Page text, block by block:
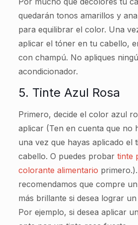
quedarán tonos amarillos y
para equilibrar el color. Una
aplicar el tóner en tu cabello,
con champú. No apliques
acondicionador.
5. Tinte Azul Rosa
Primero, decide el color azul
aplicar (Ten en cuenta que no
una vez que hayas aplicado el
cabello. O puedes probar tinte
colorante alimentario
recomendamos que compre
más brillante si desea lograr
Por ejemplo, si desea aplicar